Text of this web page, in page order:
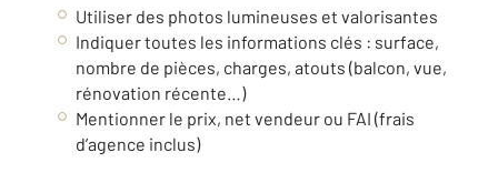
Utiliser des photos lumineuses et valorisantes
Indiquer toutes les informations clés : surface,
nombre de pièces, charges, atouts (balcon, vue,
rénovation récente…)
Mentionner le prix, net vendeur ou FAI (frais
d’agence inclus)